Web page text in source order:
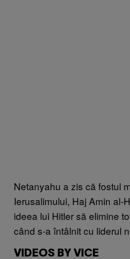
Netanyahu a zis că fostul
Ierusalimului, Haj Amin al-
ideea lui Hitler să elimine
când s-a întâlnit cu liderul
VIDEOS BY VICE